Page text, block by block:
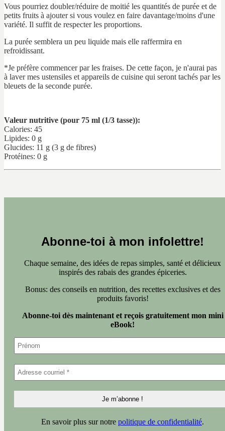
Vous pourriez doubler/réduire de moitié les quantités de purée et de
petits fruits à ajouter si vous voulez en faire davantage/moins d'une
variété. Il suffit de respecter les proportions.
La purée semblera un peu liquide mais elle raffermira en
refroidissant.
*Je préfère commencer par les fraises. De cette façon, je n'aurai pas
à laver mes ustensiles et appareils de cuisine qui seront tachés par les
bleuets de la seconde purée.
Valeur nutritive (pour 75 ml (1/3 tasse)):
Calories: 45
Lipides: 0 g
Glucides: 11 g (3 g de fibres)
Protéines: 0 g
Abonne-toi à mon infolettre!
Chaque semaine, des idées de repas simples, santé et délicieux
inspirés des rabais des grandes épiceries.
Bonus: des conseils en nutrition, des recettes exclusives et des
produits favoris!
Abonne-toi dès maintenant et reçois gratuitement mon mini
eBook!
En savoir plus sur notre politique de confidentialité.